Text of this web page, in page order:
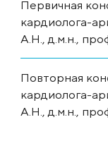
Первичная
кардиолога-
А.Н., д.м.н.,
Повторная
кардиолога-
А.Н., д.м.н.,